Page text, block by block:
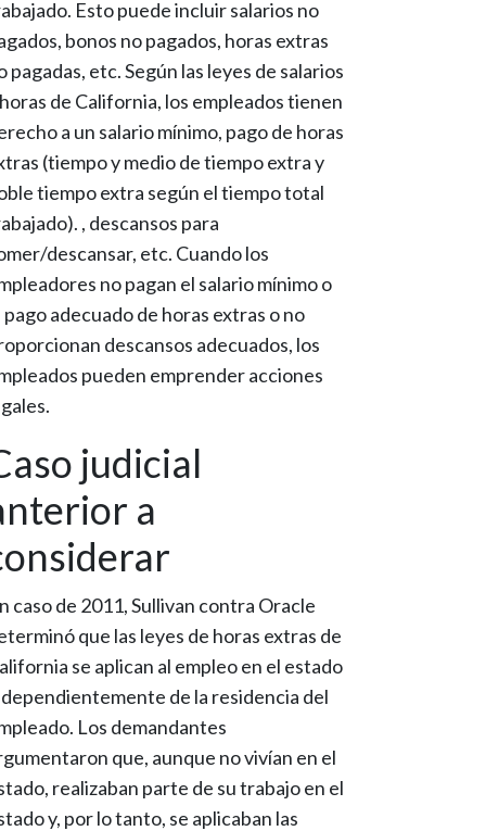
Esto puede incluir salarios no
bonos no pagados, horas extras
pagadas, etc. Según las leyes de salarios
de California, los empleados tienen
a un salario mínimo, pago de horas
(tiempo y medio de tiempo extra y
tiempo extra según el tiempo total
, descansos para
descansar, etc. Cuando los
no pagan el salario mínimo o
pago adecuado de horas extras o no
descansos adecuados, los
pueden emprender acciones
judicial
a
caso de 2011,Sullivan contra Oracle
que las leyes de horas extras de
se aplican al empleo en el estado
de la residencia del
Los demandantes
que, aunque no vivían en el
realizaban parte de su trabajo en el
y, por lo tanto, se aplicaban las